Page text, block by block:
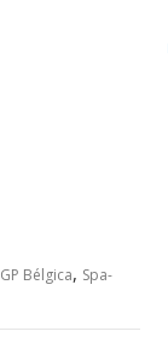
Bélgica, Spa-